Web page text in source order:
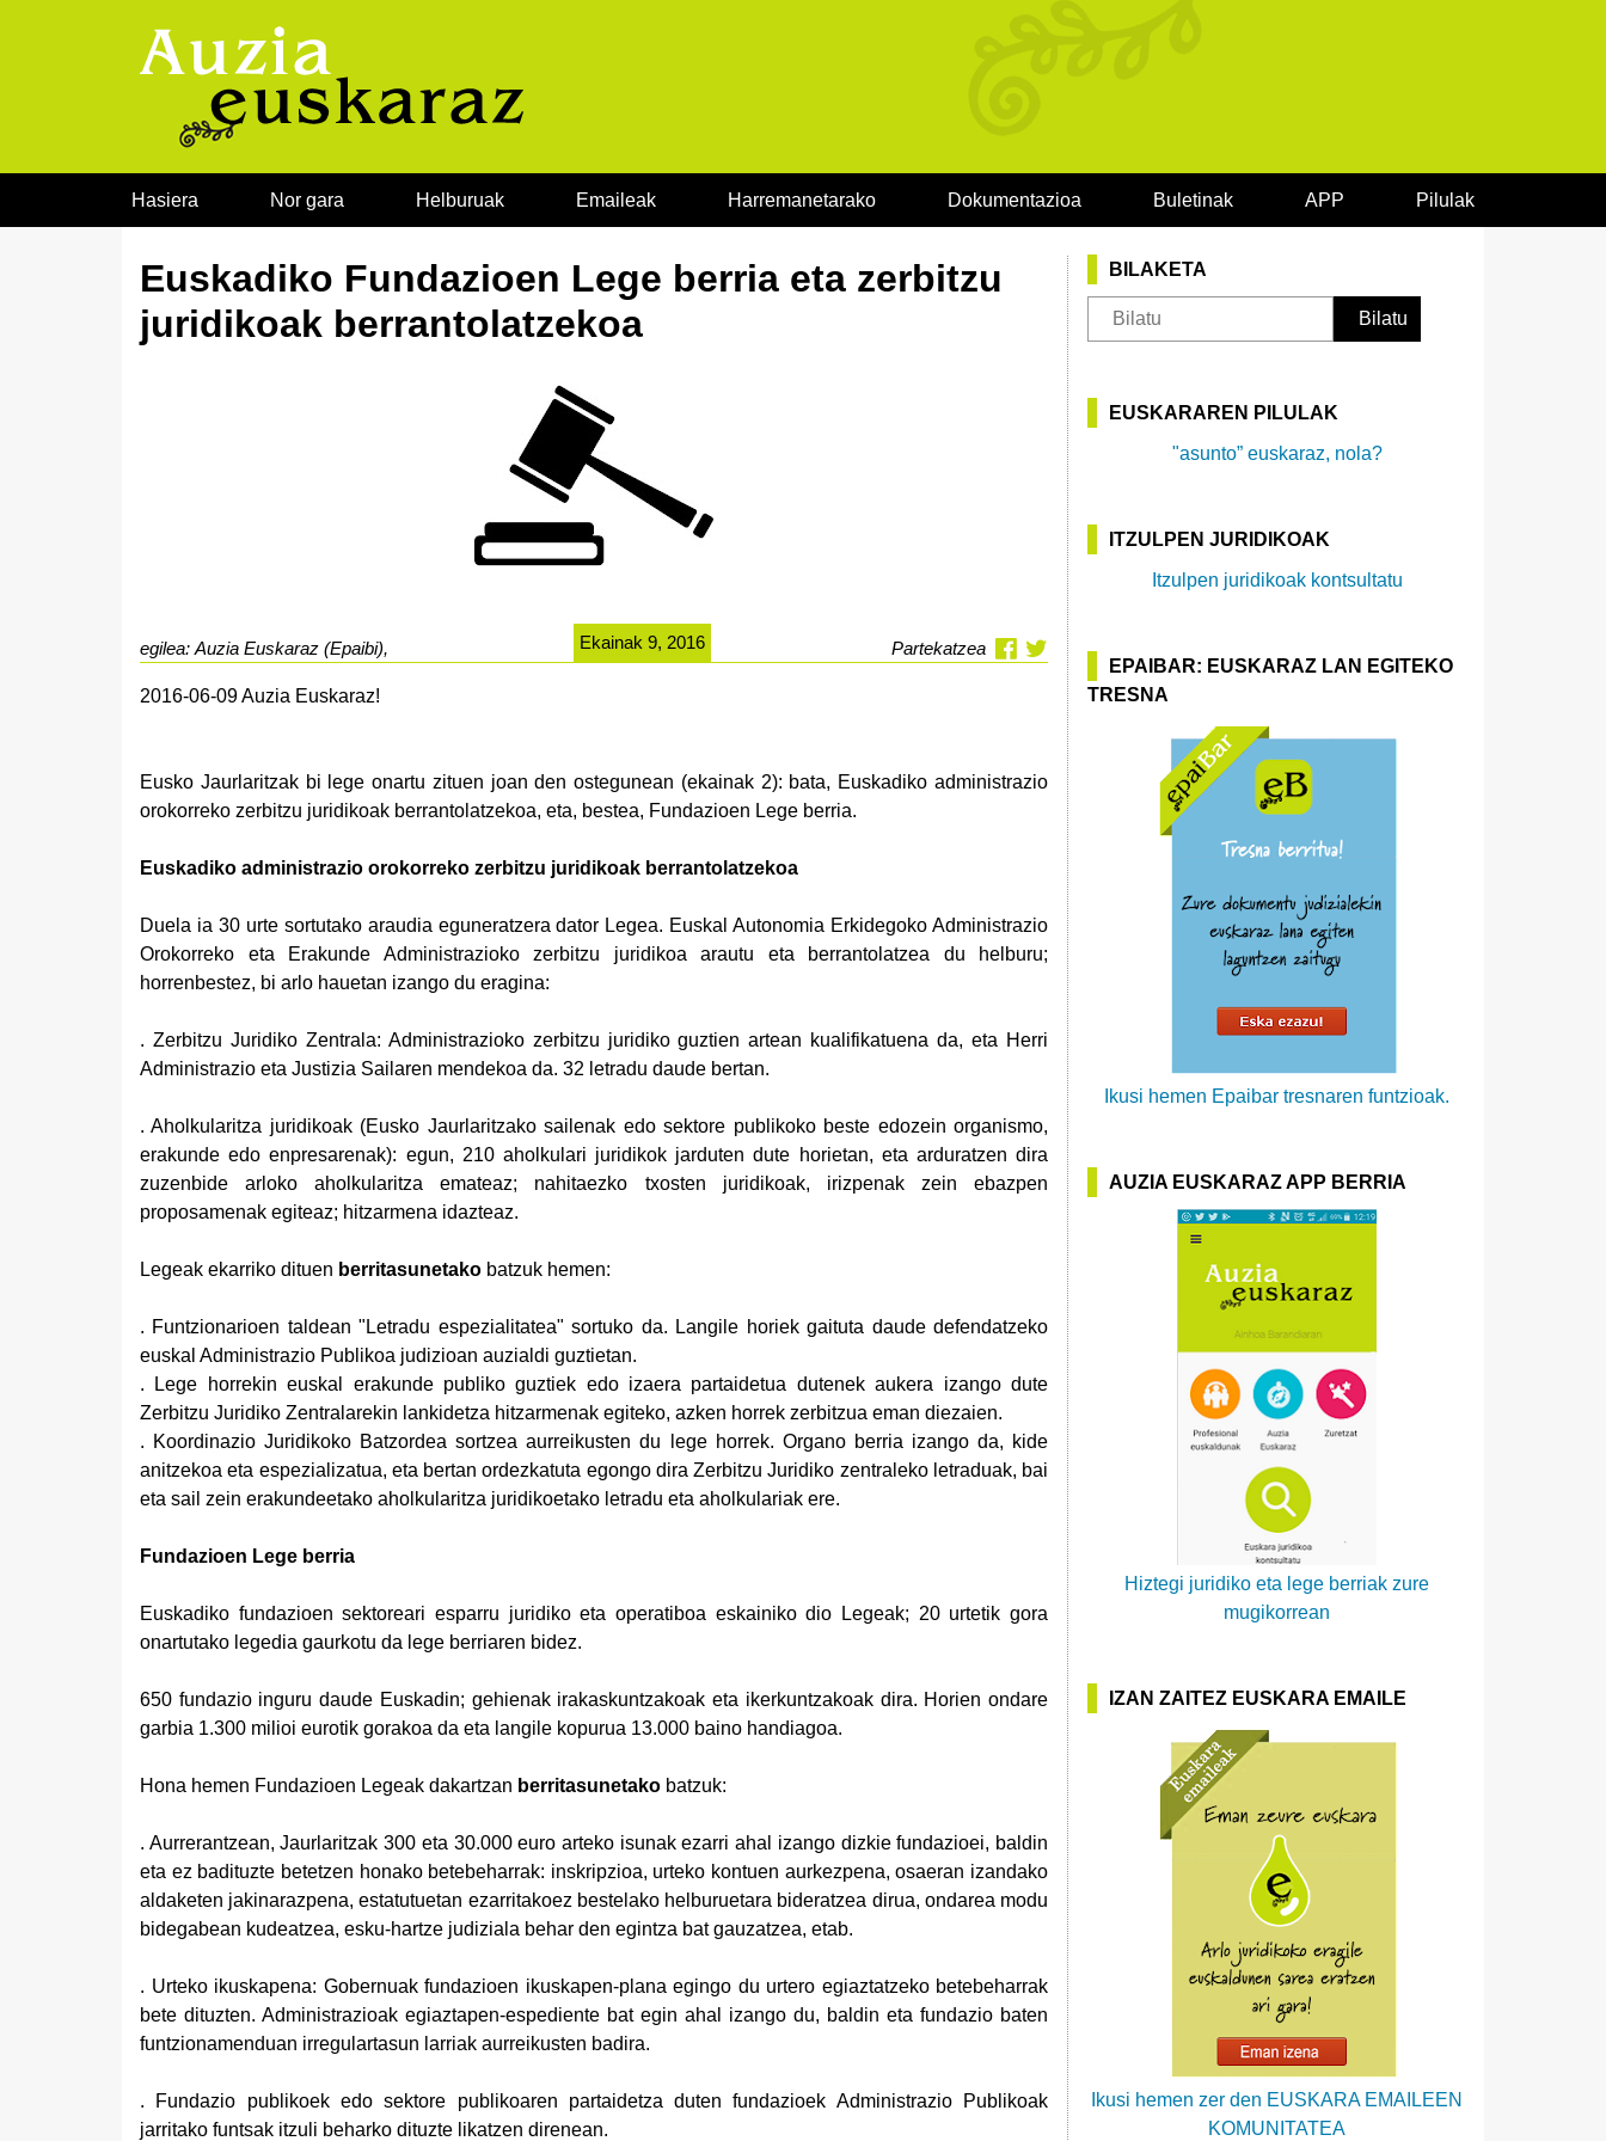
Hasiera Nor gara Helburuak Emaileak Harremanetarako Dokumentazioa Buletinak APP Pilulak
Euskadiko Fundazioen Lege berria eta zerbitzu
juridikoak berrantolatzekoa
egilea: Auzia Euskaraz (Epaibi), Ekainak 9, 2016 Partekatzea
2016-06-09 Auzia Euskaraz!
Eusko Jaurlaritzak bi lege onartu zituen joan den ostegunean (ekainak 2): bata, Euskadiko administrazio
orokorreko zerbitzu juridikoak berrantolatzekoa, eta, bestea, Fundazioen Lege berria.
Euskadiko administrazio orokorreko zerbitzu juridikoak berrantolatzekoa
Duela ia 30 urte sortutako araudia eguneratzera dator Legea. Euskal Autonomia Erkidegoko Administrazio
Orokorreko eta Erakunde Administrazioko zerbitzu juridikoa arautu eta berrantolatzea du helburu;
horrenbestez, bi arlo hauetan izango du eragina:
. Zerbitzu Juridiko Zentrala: Administrazioko zerbitzu juridiko guztien artean kualifikatuena da, eta Herri
Administrazio eta Justizia Sailaren mendekoa da. 32 letradu daude bertan.
. Aholkularitza juridikoak (Eusko Jaurlaritzako sailenak edo sektore publikoko beste edozein organismo,
erakunde edo enpresarenak): egun, 210 aholkulari juridikok jarduten dute horietan, eta arduratzen dira
zuzenbide arloko aholkularitza emateaz; nahitaezko txosten juridikoak, irizpenak zein ebazpen
proposamenak egiteaz; hitzarmena idazteaz.
Legeak ekarriko dituen berritasunetako batzuk hemen:
. Funtzionarioen taldean "Letradu espezialitatea" sortuko da. Langile horiek gaituta daude defendatzeko
euskal Administrazio Publikoa judizioan auzialdi guztietan.
.
Lege horrekin euskal erakunde publiko guztiek edo izaera partaidetua dutenek aukera izango dute
Zerbitzu Juridiko Zentralarekin lankidetza hitzarmenak egiteko, azken horrek zerbitzua eman diezaien.
. Koordinazio Juridikoko Batzordea sortzea aurreikusten du lege horrek. Organo berria izango da, kide
anitzekoa eta espezializatua, eta bertan ordezkatuta egongo dira Zerbitzu Juridiko zentraleko letraduak, bai
eta sail zein erakundeetako aholkularitza juridikoetako letradu eta aholkulariak ere.
Fundazioen Lege berria
Euskadiko fundazioen sektoreari esparru juridiko eta operatiboa eskainiko dio Legeak; 20 urtetik gora
onartutako legedia gaurkotu da lege berriaren bidez.
650 fundazio inguru daude Euskadin; gehienak irakaskuntzakoak eta ikerkuntzakoak dira. Horien ondare
garbia 1.300 milioi eurotik gorakoa da eta langile kopurua 13.000 baino handiagoa.
Hona hemen Fundazioen Legeak dakartzan berritasunetako batzuk:
. Aurrerantzean, Jaurlaritzak 300 eta 30.000 euro arteko isunak ezarri ahal izango dizkie fundazioei, baldin
eta ez badituzte betetzen honako betebeharrak: inskripzioa, urteko kontuen aurkezpena, osaeran izandako
aldaketen jakinarazpena, estatutuetan ezarritakoez bestelako helburuetara bideratzea dirua, ondarea modu
bidegabean kudeatzea, esku-hartze judiziala behar den egintza bat gauzatzea, etab.
. Urteko ikuskapena: Gobernuak fundazioen ikuskapen-plana egingo du urtero egiaztatzeko betebeharrak
bete dituzten. Administrazioak egiaztapen-espediente bat egin ahal izango du, baldin eta fundazio baten
funtzionamenduan irregulartasun larriak aurreikusten badira.
.
Fundazio publikoek edo sektore publikoaren partaidetza duten fundazioek Administrazio Publikoak
jarritako funtsak itzuli beharko dituzte likatzen direnean.
BILAKETA
EUSKARAREN PILULAK
"asunto” euskaraz, nola?
ITZULPEN JURIDIKOAK
Itzulpen juridikoak kontsultatu
EPAIBAR: EUSKARAZ LAN EGITEKO
TRESNA
Ikusi hemen Epaibar tresnaren funtzioak.
AUZIA EUSKARAZ APP BERRIA
Hiztegi juridiko eta lege berriak zure
mugikorrean
IZAN ZAITEZ EUSKARA EMAILE
Ikusi hemen zer den EUSKARA EMAILEEN
KOMUNITATEA